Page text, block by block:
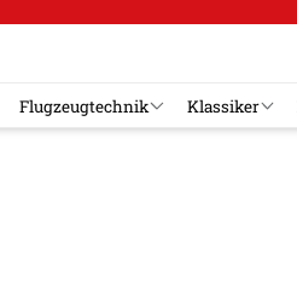
Flugzeugtechnik Klassiker